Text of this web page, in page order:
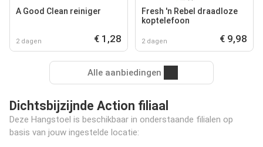
A Good Clean reiniger
2 dagen € 1,28
Fresh 'n Rebel draadloze
koptelefoon
2 dagen € 9,98
Alle aanbiedingen
Dichtsbijzijnde Action filiaal
Deze Hangstoel is beschikbaar in onderstaande filialen op
basis van jouw ingestelde locatie: